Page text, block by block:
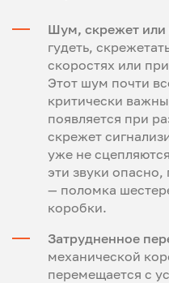
Шум, скрежет или
гудеть,
скоростях или
Этот шум почти
критически
появляется при
скрежет
уже не
эти звуки
— поломка
коробки.
Затрудненное
механической
перемещается с